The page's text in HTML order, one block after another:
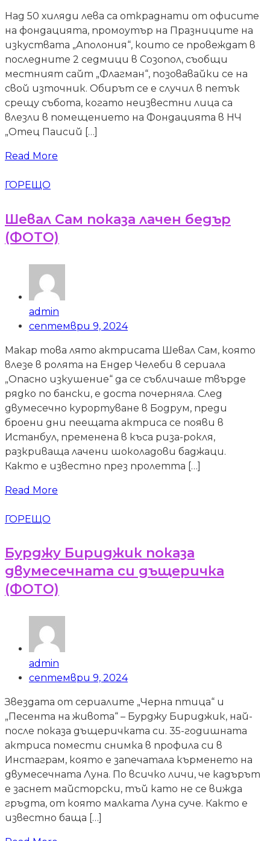
Над 50 хиляди лева са откраднати от офисите
на фондацията, промоутър на Празниците на
изкуствата „Аполония“, които се провеждат в
последните 2 седмици в Созопол, съобщи
местният сайт „Флагман“, позовавайки се на
свой източник. Обирът се е случил в петък
срещу събота, когато неизвестни лица са
влезли в помещението на Фондацията в НЧ
„Отец Паисий […]
Read More
ГОРЕЩО
Шевал Сам показа лачен бедър
(ФОТО)
admin
септември 9, 2024
Макар това лято актрисата Шевал Сам, която
влезе в ролята на Ендер Челеби в сериала
„Опасно изкушение“ да се събличаше твърде
рядко по бански, е доста почерняла. След
двумесечно курортуване в Бодрум, преди
броени дни пеещата актриса се появи в
Истанбул, пременена в къса риза-рокля,
разкриваща лачени шоколадови баджаци.
Както е известно през пролетта […]
Read More
ГОРЕЩО
Бурджу Бириджик показа
двумесечната си дъщеричка
(ФОТО)
admin
септември 9, 2024
Звездата от сериалите „Черна птица“ и
„Песента на живота“ – Бурджу Бириджик, най-
после показа дъщеричката си. 35-годишната
актриса помести снимка в профила си в
Инстаграм, която е запечатала кърменето на
двумесечната Луна. По всичко личи, че кадърът
е заснет майсторски, тъй като не се вижда
гръдта, от която малката Луна суче. Както е
известно баща […]